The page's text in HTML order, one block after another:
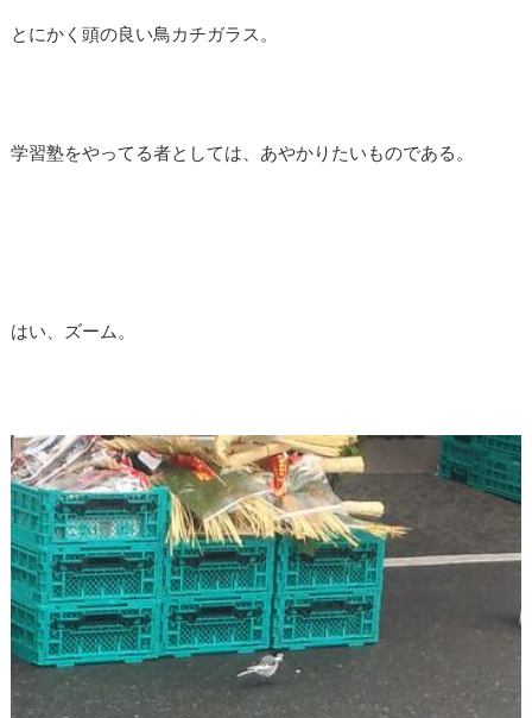
とにかく頭の良い鳥カチガラス。
学習塾をやってる者としては、あやかりたいものである。
はい、ズーム。